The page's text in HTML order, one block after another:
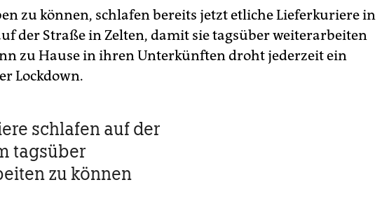
zu können, schlafen bereits jetzt etliche Lieferkuriere in
der Straße in Zelten, damit sie tagsüber weiterarbeiten
zu Hause in ihren Unterkünften droht jederzeit ein
Lockdown.
schlafen auf der
tagsüber
zu können